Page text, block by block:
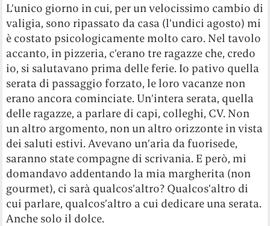
L’unico giorno in cui, per un velocissimo cambio di
valigia, sono ripassato da casa (l’undici agosto) mi
è costato psicologicamente molto caro. Nel tavolo
accanto, in pizzeria, c’erano tre ragazze che, credo
io, si salutavano prima delle ferie. Io pativo quella
serata di passaggio forzato, le loro vacanze non
erano ancora cominciate. Un’intera serata, quella
delle ragazze, a parlare di capi, colleghi, CV. Non
un altro argomento, non un altro orizzonte in vista
dei saluti estivi. Avevano un’aria da fuorisede,
saranno state compagne di scrivania. E però, mi
domandavo addentando la mia margherita (non
gourmet), ci sarà qualcos’altro? Qualcos’altro di
cui parlare, qualcos’altro a cui dedicare una serata.
Anche solo il dolce.